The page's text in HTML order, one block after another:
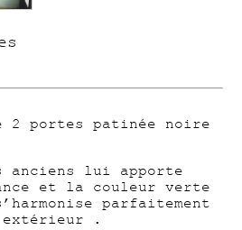
2 portes patinée noire
lui apporte
et la couleur verte
parfaitement
.